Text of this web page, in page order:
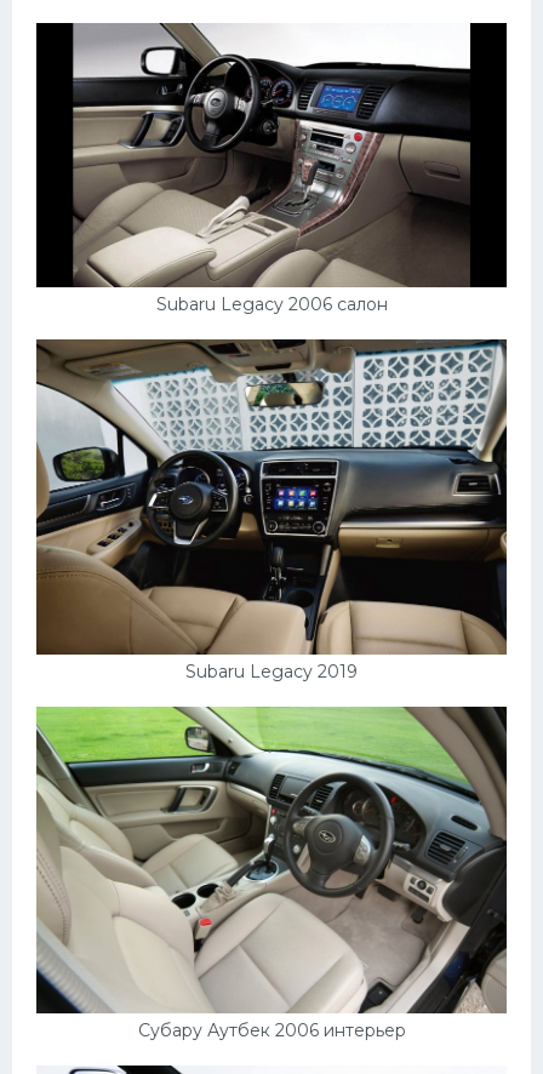
Subaru Legacy 2006 салон
Subaru Legacy 2019
Субару Аутбек 2006 интерьер